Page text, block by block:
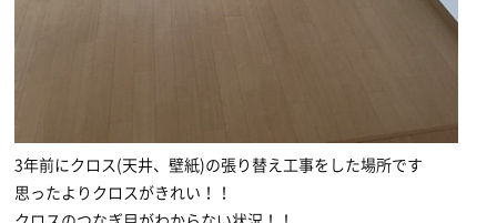
3年前にクロス(天井、壁紙)の張り替え工事をした場所です
思ったよりクロスがきれい！！